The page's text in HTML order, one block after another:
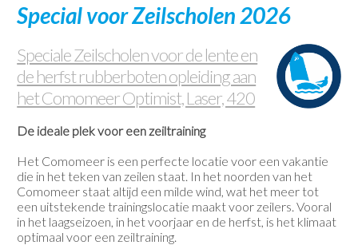
Contact
Special voor Zeilscholen 2026
Speciale Zeilscholen voor de lente en
de herfst rubberboten opleiding aan
het Comomeer Optimist, Laser, 420
De ideale plek voor een zeiltraining
Het Comomeer is een perfecte locatie voor een vakantie
die in het teken van zeilen staat. In het noorden van het
Comomeer staat altijd een milde wind, wat het meer tot
een uitstekende trainingslocatie maakt voor zeilers. Vooral
in het laagseizoen, in het voorjaar en de herfst, is het klimaat
optimaal voor een zeiltraining.